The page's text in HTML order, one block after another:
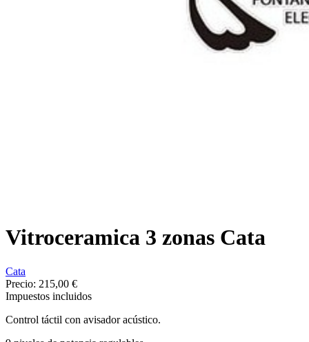
Vitroceramica 3 zonas Cata
Cata
Precio: 215,00 €
Impuestos incluidos
Control táctil con avisador acústico.